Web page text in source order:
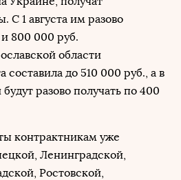
С 1 августа им разово
800 000 руб.
области
составила до 510 000 руб., а в
разово получать по 400
контрактникам уже
Ленинградской,
Ростовской,